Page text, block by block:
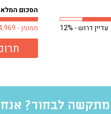
עדיין דרוש - 12%
להסתדר לבד
קר באופן
הסכום המלא -
ממומן - ₪164,969
מתקשה לבחור?